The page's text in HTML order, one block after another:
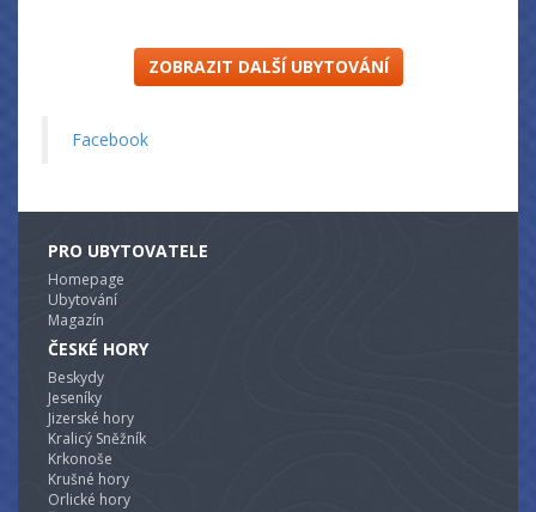
ubytování. WIFI k dispozici zdarma.
ZOBRAZIT DALŠÍ UBYTOVÁNÍ
Facebook
PRO UBYTOVATELE
Homepage
Ubytování
Magazín
ČESKÉ HORY
Beskydy
Jeseníky
Jizerské hory
Kralicý Sněžník
Krkonoše
Krušné hory
Orlické hory